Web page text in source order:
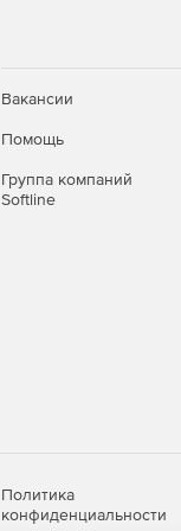
Вакансии
Помощь
Группа компаний
Softline
Политика
конфиденциальности